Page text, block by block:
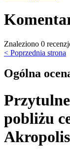
Znaleziono 0
< Poprzednia strona
Ogólna
pobliżu
Akropolis